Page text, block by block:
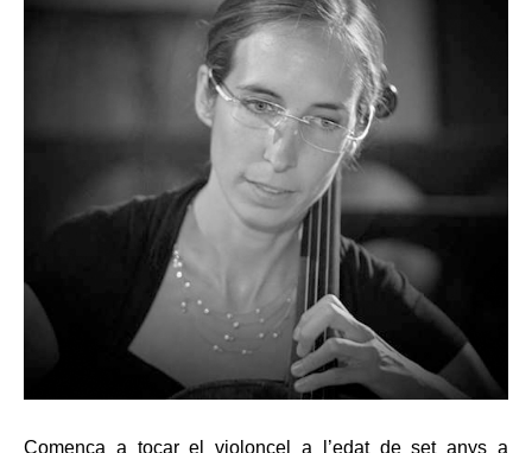
Comença a tocar el violoncel a l’edat de set anys a